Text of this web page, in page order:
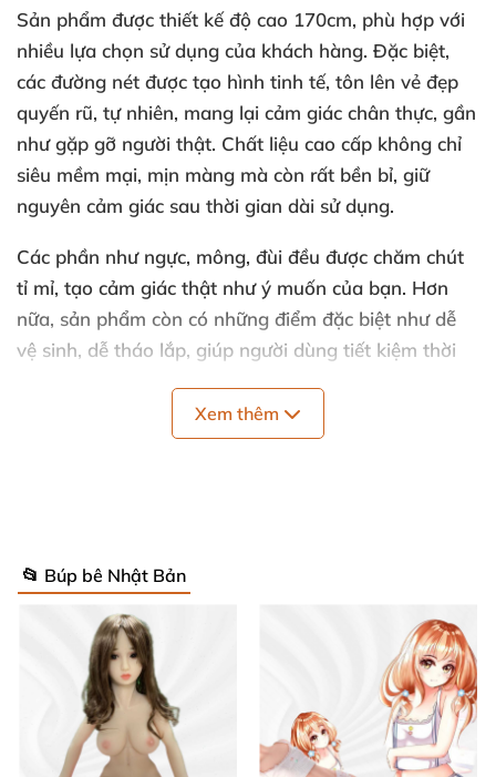
Sản phẩm được thiết kế độ cao 170cm, phù hợp với
nhiều lựa chọn sử dụng của khách hàng. Đặc biệt,
các đường nét được tạo hình tinh tế, tôn lên vẻ đẹp
quyến rũ, tự nhiên, mang lại cảm giác chân thực, gần
như gặp gỡ người thật. Chất liệu cao cấp không chỉ
siêu mềm mại, mịn màng mà còn rất bền bỉ, giữ
nguyên cảm giác sau thời gian dài sử dụng.
Các phần như ngực, mông, đùi đều được chăm chút
tỉ mỉ, tạo cảm giác thật như ý muốn của bạn. Hơn
nữa, sản phẩm còn có những điểm đặc biệt như dễ
vệ sinh, dễ tháo lắp, giúp người dùng tiết kiệm thời
Chất liệu:Cao cấp, mềm mại, an toàn cho da
Trọng lượng: phù hợp, dễ dàng di chuyển và sử
dụng
Kích thước: Được thiết kế chi tiết, chuẩn xác, phù
Xem thêm
📂 Búp bê Nhật Bản